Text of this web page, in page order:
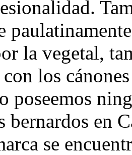
la vegetal,
los
poseemos
bernardos en
se